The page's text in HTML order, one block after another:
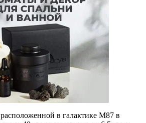
в галактике M87 в